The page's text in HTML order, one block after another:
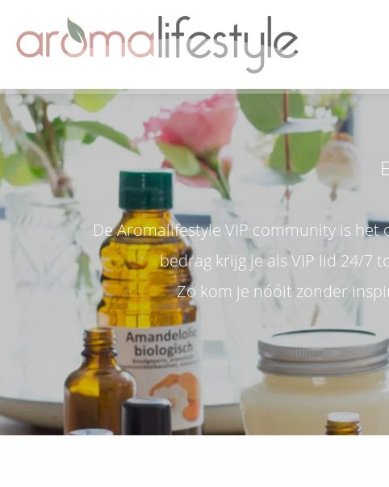
De Aromalifestyle VIP community is
bedrag krijg je als VIP lid 24/7
Zo kom je nóóit zonder